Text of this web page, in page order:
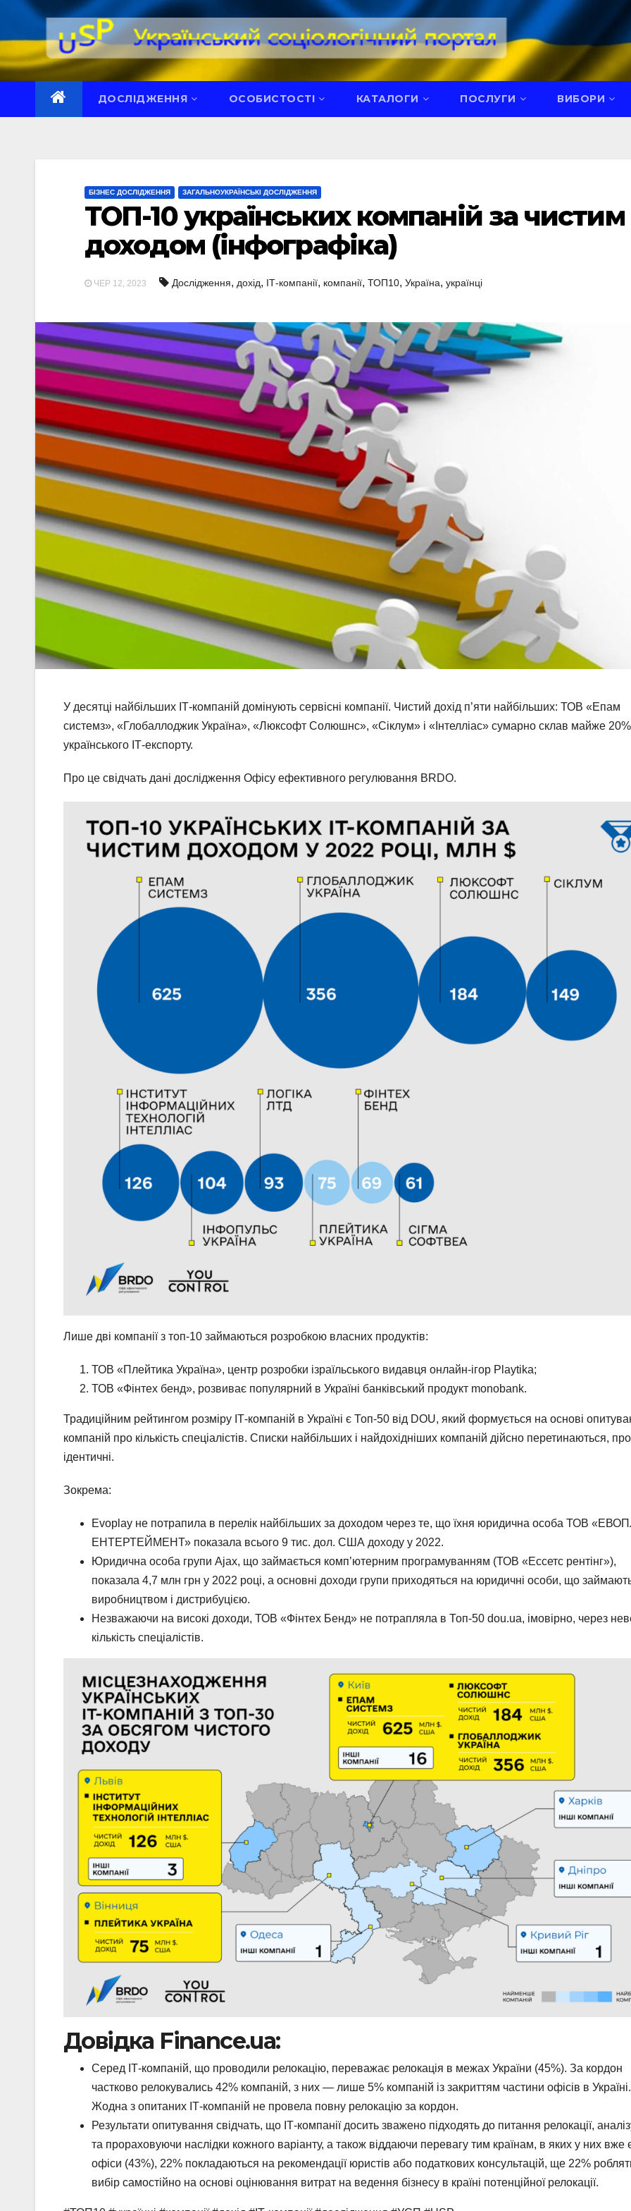
Перейти
вмісту
ДОСЛІДЖЕННЯ ОСОБИСТОСТІ КАТАЛОГИ ПОСЛУГИ ВИБОРИ
БІЗНЕС ДОСЛІДЖЕННЯ ЗАГАЛЬНОУКРАЇНСЬКІ ДОСЛІДЖЕННЯ
ТОП-10 українських компаній за чистим
доходом (інфографіка)
ЧЕР 12, 2023 Дослідження, дохід, ІТ-компанії, компанії, ТОП10, Україна, українці
У десятці найбільших ІТ-компаній домінують сервісні компанії. Чистий дохід п’яти найбільших: ТОВ «Епам
системз», «Глобаллоджик Україна», «Люксофт Солюшнс», «Сіклум» і «Інтелліас» сумарно склав майже 20%
українського ІТ-експорту.
Про це свідчать дані дослідження Офісу ефективного регулювання BRDO.
Лише дві компанії з топ-10 займаються розробкою власних продуктів:
ТОВ «Плейтика Україна», центр розробки ізраїльського видавця онлайн-ігор Playtika;
ТОВ «Фінтех бенд», розвиває популярний в Україні банківський продукт monobank.
Традиційним рейтингом розміру ІТ-компаній в Україні є Топ-50 від DOU, який формується на основі
компаній про кількість спеціалістів. Списки найбільших і найдохідніших компаній дійсно перетинаються,
ідентичні.
Зокрема:
Evoplay не потрапила в перелік найбільших за доходом через те, що їхня юридична особа ТОВ
ЕНТЕРТЕЙМЕНТ» показала всього 9 тис. дол. США доходу у 2022.
Юридична особа групи Ajax, що займається комп’ютерним програмуванням (ТОВ «Ессетс рентінг»),
показала 4,7 млн грн у 2022 році, а основні доходи групи приходяться на юридичні особи, що
виробництвом і дистрибуцією.
Незважаючи на високі доходи, ТОВ «Фінтех Бенд» не потрапляла в Топ-50 dou.ua, імовірно, через
кількість спеціалістів.
Довідка Finance.ua:
Серед ІТ-компаній, що проводили релокацію, переважає релокація в межах України (45%). За кордон
частково релокувались 42% компаній, з них — лише 5% компаній із закриттям частини офісів в Україні.
Жодна з опитаних ІТ-компаній не провела повну релокацію за кордон.
Результати опитування свідчать, що ІТ-компанії досить зважено підходять до питання релокації,
та прораховуючи наслідки кожного варіанту, а також віддаючи перевагу тим країнам, в яких у них вже
офіси (43%), 22% покладаються на рекомендації юристів або податкових консультацій, ще 22%
вибір самостійно на основі оцінювання витрат на ведення бізнесу в країні потенційної релокації.